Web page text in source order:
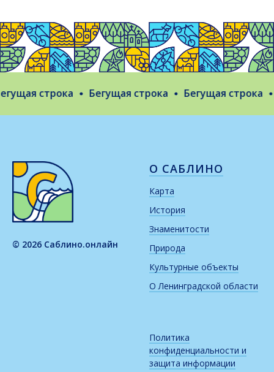
строка Бегущая строка Бегущая строка
© 2026 Саблино.онлайн
О САБЛИНО
Карта
История
Знаменитости
Природа
Культурные объекты
О Ленинградской области
Политика
конфиденциальности и
защита информации